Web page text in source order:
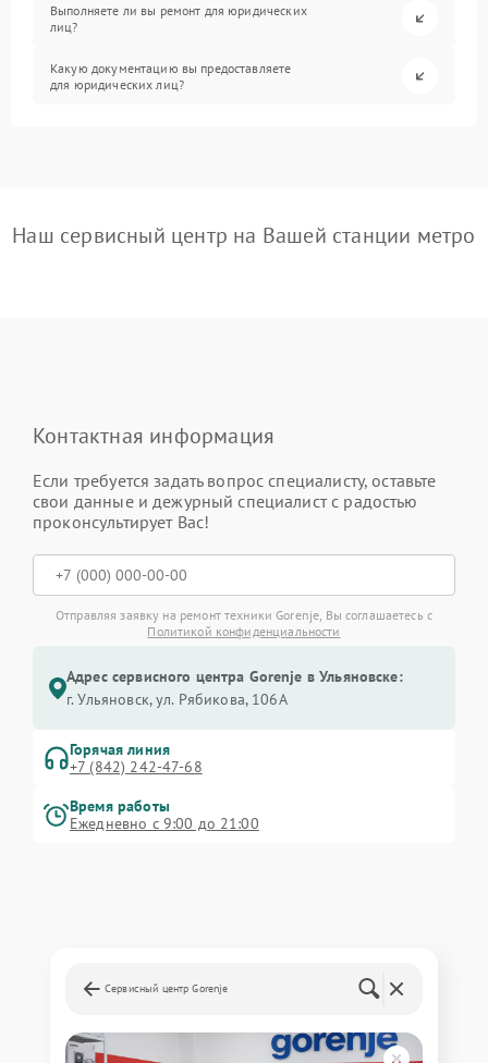
Выполняете ли вы ремонт для юридических
лиц?
Какую документацию вы предоставляете
для юридических лиц?
Наш сервисный центр на Вашей станции метро
Контактная информация
Если требуется задать вопрос специалисту, оставьте
свои данные и дежурный специалист с радостью
проконсультирует Вас!
Отправляя заявку на ремонт техники Gorenje, Вы соглашаетесь с
Политикой конфиденциальности
Адрес сервисного центра Gorenje в Ульяновске:
г. Ульяновск, ул. Рябикова, 106А
Горячая линия
+7 (842) 242-47-68
Время работы
Ежедневно с 9:00 до 21:00
Сервисный центр Gorenje